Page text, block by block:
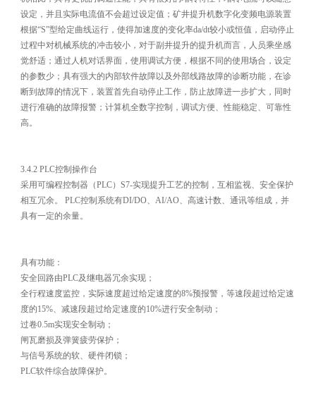
设定，并且实际电流值不会超过设定值；矿井提升机数字化变频电源装置
根据“S”型给定曲线运行，使得加速度的变化率da/dt较小或恒值，启动停止
过程中对机械系统的冲击较小，对于副井提升的提升机而言，人员乘坐感
觉舒适；通过人机对话界面，使用调试方便，根据不同的使用场合，设定
的参数少；具有强大的内部软件故障以及外部线路故障的诊断功能，在诊
断到故障的情况下，装置首先自动停止工作，防止故障进一步扩大，同时
进行准确的故障报警；计算机全数字控制，调试方便、性能稳定、可靠性
高。
3.4.2 PLC控制操作台
采用可编程控制器（PLC）S7-实现提升工艺的控制，互相监视、安全保护
相互冗余。 PLC控制系统有DI/DO、AI/AO、高速计数、通讯等组成，并
具有一定的余量。
具有功能：
安全回路由PLC及继电器冗余实现；
全行程速度监控，实际速度超过给定速度的8%预报警，等速段超过给定速
度的15%、减速段超过给定速度的10%进行安全制动；
过卷0.5m实现安全制动；
闸瓦磨损及弹簧疲劳保护；
与信号系统的软、硬件闭锁；
PLC软件综合故障保护。